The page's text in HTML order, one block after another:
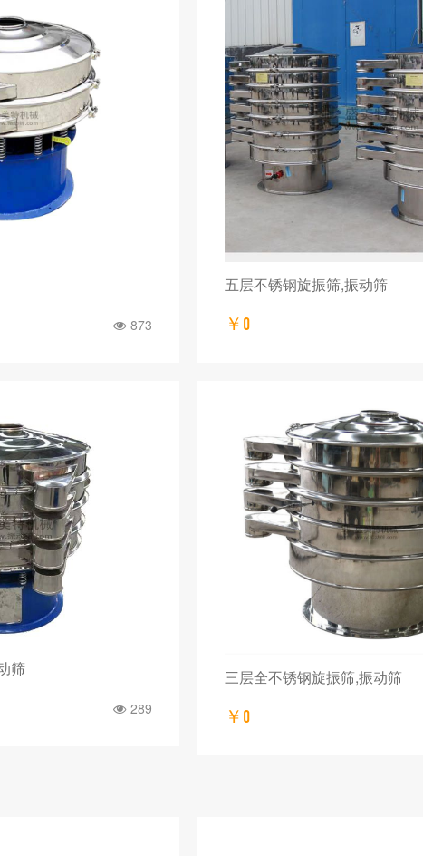
873
五层不锈钢旋振筛,振动筛
￥0
筛
289
三层全不锈钢旋振筛,振动筛
￥0